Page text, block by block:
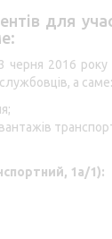
для
черня 2016
а саме:
1а/1):